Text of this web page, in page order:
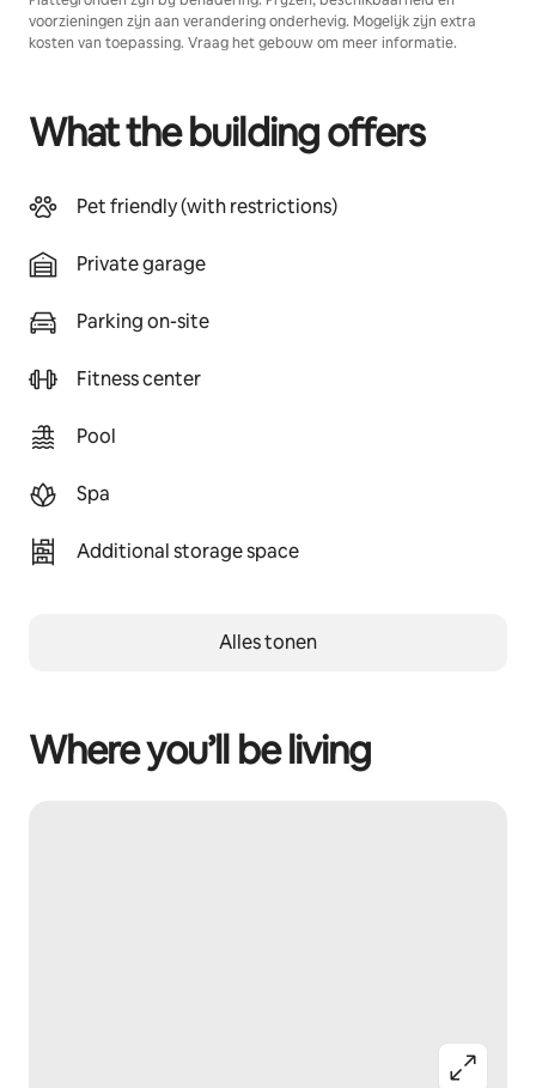
voorzieningen zijn aan verandering onderhevig. Mogelijk zijn extra
kosten van toepassing. Vraag het gebouw om meer informatie.
What the building offers
Pet friendly (with restrictions)
Private garage
Parking on-site
Fitness center
Pool
Spa
Additional storage space
Alles tonen
Where you’ll be living